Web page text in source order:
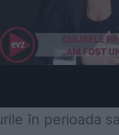
în perioada